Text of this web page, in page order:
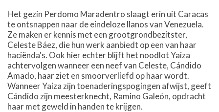
Het gezin Perdomo Maradentro slaagt erin uit Caracas
te ontsnappen naar de eindeloze llanos van Venezuela.
Ze maken er kennis met een grootgrondbezitster,
Celeste Báez, die hun werk aanbiedt op een van haar
haciënda's. Ook hier echter blijft het noodlot Yaiza
achtervolgen wanneer een neef van Celeste, Cándido
Amado, haar ziet en smoorverliefd op haar wordt.
Wanneer Yaiza zijn toenaderingspogingen afwijst, geeft
Cándido zijn meesterknecht, Ramino Galeón, opdracht
haar met geweld in handen te krijgen.